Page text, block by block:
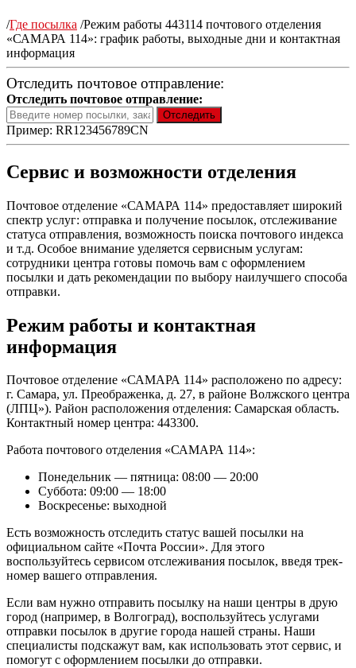
/Где посылка /Режим работы 443114 почтового отделения
«САМАРА 114»: график работы, выходные дни и контактная
информация
Отследить почтовое отправление:
Отследить почтовое отправление:
Пример: RR123456789CN
Сервис и возможности отделения
Почтовое отделение «САМАРА 114» предоставляет широкий
спектр услуг: отправка и получение посылок, отслеживание
статуса отправления, возможность поиска почтового индекса
и т.д. Особое внимание уделяется сервисным услугам:
сотрудники центра готовы помочь вам с оформлением
посылки и дать рекомендации по выбору наилучшего способа
отправки.
Режим работы и контактная
информация
Почтовое отделение «САМАРА 114» расположено по адресу:
г. Самара, ул. Преображенка, д. 27, в районе Волжского центра
(ЛПЦ»). Район расположения отделения: Самарская область.
Контактный номер центра: 443300.
Работа почтового отделения «САМАРА 114»:
Понедельник — пятница: 08:00 — 20:00
Суббота: 09:00 — 18:00
Воскресенье: выходной
Есть возможность отследить статус вашей посылки на
официальном сайте «Почта России». Для этого
воспользуйтесь сервисом отслеживания посылок, введя трек-
номер вашего отправления.
Если вам нужно отправить посылку на наши центры в друю
город (например, в Волгоград), воспользуйтесь услугами
отправки посылок в другие города нашей страны. Наши
специалисты подскажут вам, как использовать этот сервис, и
помогут с оформлением посылки до отправки.